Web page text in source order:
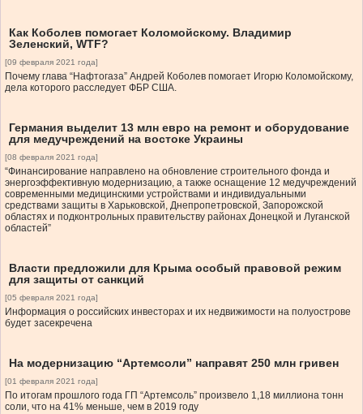
Как Коболев помогает Коломойскому. Владимир
Зеленский, WTF?
[09 февраля 2021 года]
Почему глава “Нафтогаза” Андрей Коболев помогает Игорю Коломойскому,
дела которого расследует ФБР США.
Германия выделит 13 млн евро на ремонт и оборудование
для медучреждений на востоке Украины
[08 февраля 2021 года]
“Финансирование направлено на обновление строительного фонда и
энергоэффективную модернизацию, а также оснащение 12 медучреждений
современными медицинскими устройствами и индивидуальными
средствами защиты в Харьковской, Днепропетровской, Запорожской
областях и подконтрольных правительству районах Донецкой и Луганской
областей”
Власти предложили для Крыма особый правовой режим
для защиты от санкций
[05 февраля 2021 года]
Информация о российских инвесторах и их недвижимости на полуострове
будет засекречена
На модернизацию “Артемсоли” направят 250 млн гривен
[01 февраля 2021 года]
По итогам прошлого года ГП “Артемсоль” произвело 1,18 миллиона тонн
соли, что на 41% меньше, чем в 2019 году